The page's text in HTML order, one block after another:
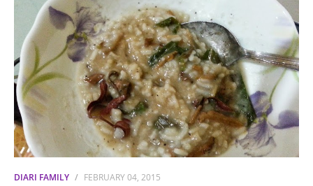
DIARI FAMILY FEBRUARY 04, 2015